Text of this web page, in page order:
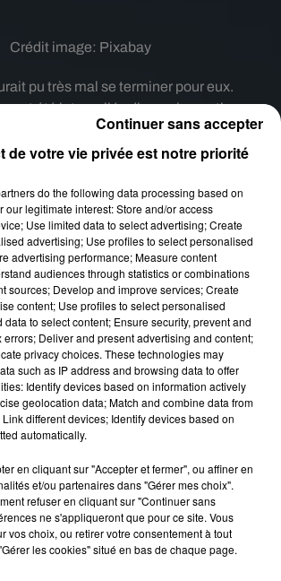
novembre 2020 à 9h07 par Diane
Charbonnel
Crédit image: Pixabay
pu très mal se terminer pour eux.
ont été interpellés dimanche matin
. Ils se trouvaient en haut
de chantier. Selon nos confrères de
gendarmes. Les deux jeunes avaient
consommé de l’alcool.
ont dû intervenir pour les aider à
Toujours selon nos confrères de Sud
expliqué aux gendarmes avoir
le lever du soleil en hauteur. Ils ont
reçu une amende de 135 euros.
7 août 2026
dévoile « Mikasa », un nouveau
7 août 2026
B dévoilent le single le plus dansant
de l’année
6 août 2026
et Keblack dévoilent une session live
surprise
de votre vie privée est notre priorité
do the following data processing based on
our legitimate interest: Store and/or access
Use limited data to select advertising; Create
advertising; Use profiles to select personalised
advertising performance; Measure content
audiences through statistics or combinations
sources; Develop and improve services; Create
content; Use profiles to select personalised
data to select content; Ensure security, prevent and
errors; Deliver and present advertising and content;
privacy choices. These technologies may
such as IP address and browsing data to offer
Identify devices based on information actively
geolocation data; Match and combine data from
different devices; Identify devices based on
automatically.
en cliquant sur "Accepter et fermer", ou affiner en
et/ou partenaires dans "Gérer mes choix".
refuser en cliquant sur "Continuer sans
ne s'appliqueront que pour ce site. Vous
vos choix, ou retirer votre consentement à tout
les cookies" situé en bas de chaque page.
Continuer sans accepter